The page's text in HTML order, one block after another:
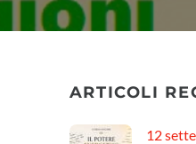
ARTICOLI
12